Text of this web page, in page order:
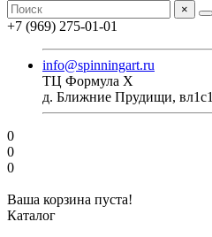
×
+7 (969) 275-01-01
info@spinningart.ru
ТЦ Формула X
д. Ближние Прудищи, вл1с1
0
0
0
Ваша корзина пуста!
Каталог